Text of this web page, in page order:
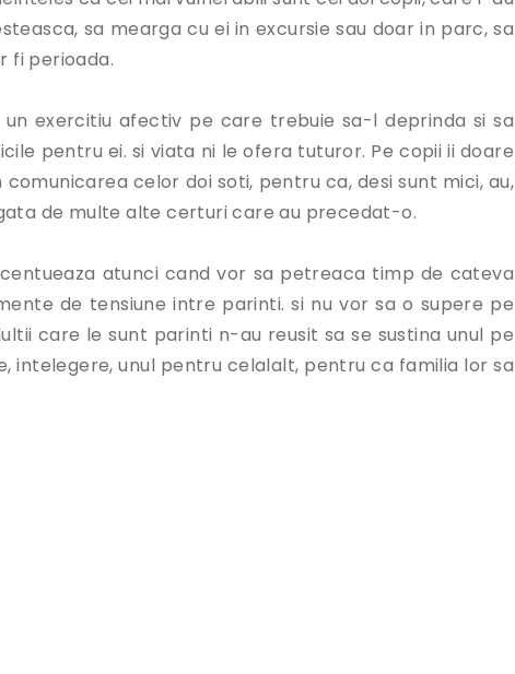
sa mearga cu ei in excursie sau doar in parc, sa
fi perioada.
exercitiu afectiv pe care trebuie sa-l deprinda si sa
pentru ei. si viata ni le ofera tuturor. Pe copii ii doare
celor doi soti, pentru ca, desi sunt mici, au,
de multe alte certuri care au precedat-o.
atunci cand vor sa petreaca timp de cateva
de tensiune intre parinti. si nu vor sa o supere pe
care le sunt parinti n-au reusit sa se sustina unul pe
intelegere, unul pentru celalalt, pentru ca familia lor sa